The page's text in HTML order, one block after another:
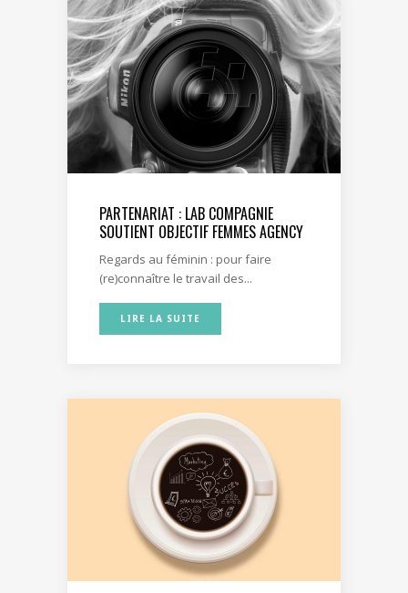
PARTENARIAT : LAB COMPAGNIE
SOUTIENT OBJECTIF FEMMES AGENCY
Regards au féminin : pour faire
(re)connaître le travail des...
LIRE LA SUITE